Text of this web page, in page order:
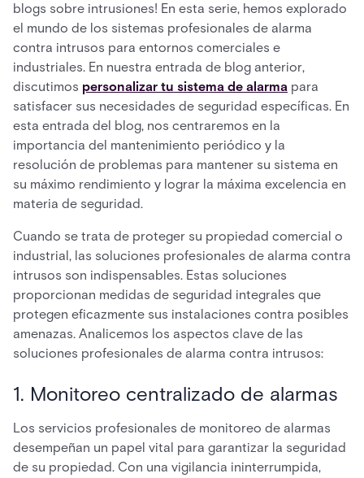
blogs sobre intrusiones! En esta serie, hemos explorado
el mundo de los sistemas profesionales de alarma
contra intrusos para entornos comerciales e
industriales. En nuestra entrada de blog anterior,
discutimos personalizar tu sistema de alarma para
satisfacer sus necesidades de seguridad específicas. En
esta entrada del blog, nos centraremos en la
importancia del mantenimiento periódico y la
resolución de problemas para mantener su sistema en
su máximo rendimiento y lograr la máxima excelencia en
materia de seguridad.
Cuando se trata de proteger su propiedad comercial o
industrial, las soluciones profesionales de alarma contra
intrusos son indispensables. Estas soluciones
proporcionan medidas de seguridad integrales que
protegen eficazmente sus instalaciones contra posibles
amenazas. Analicemos los aspectos clave de las
soluciones profesionales de alarma contra intrusos:
1. Monitoreo centralizado de alarmas
Los servicios profesionales de monitoreo de alarmas
desempeñan un papel vital para garantizar la seguridad
de su propiedad. Con una vigilancia ininterrumpida,